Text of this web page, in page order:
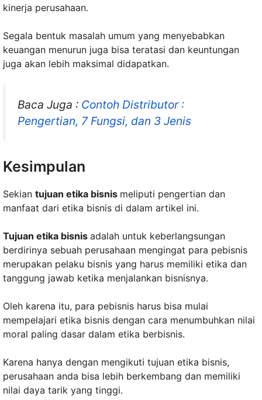
kinerja perusahaan.
Segala bentuk masalah umum yang menyebabkan
keuangan menurun juga bisa teratasi dan keuntungan
juga akan lebih maksimal didapatkan.
Baca Juga : Contoh Distributor :
Pengertian, 7 Fungsi, dan 3 Jenis
Kesimpulan
Sekian tujuan etika bisnis meliputi pengertian dan
manfaat dari etika bisnis di dalam artikel ini.
Tujuan etika bisnis adalah untuk keberlangsungan
berdirinya sebuah perusahaan mengingat para pebisnis
merupakan pelaku bisnis yang harus memiliki etika dan
tanggung jawab ketika menjalankan bisnisnya.
Oleh karena itu, para pebisnis harus bisa mulai
mempelajari etika bisnis dengan cara menumbuhkan nilai
moral paling dasar dalam etika berbisnis.
Karena hanya dengan mengikuti tujuan etika bisnis,
perusahaan anda bisa lebih berkembang dan memiliki
nilai daya tarik yang tinggi.